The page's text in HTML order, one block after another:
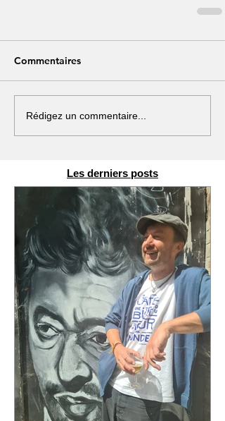
Commentaires
Rédigez un commentaire...
Les derniers posts